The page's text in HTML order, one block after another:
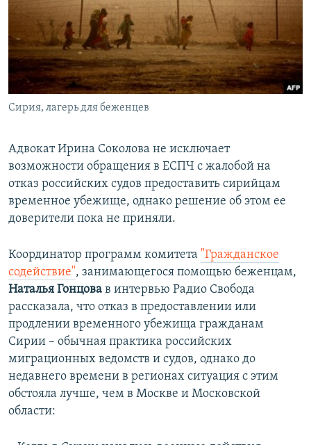
Сирия, лагерь для беженцев
Адвокат Ирина Соколова не исключает
возможности обращения в ЕСПЧ с жалобой на
отказ российских судов предоставить сирийцам
временное убежище, однако решение об этом ее
доверители пока не приняли.
Координатор программ комитета "Гражданское
содействие", занимающегося помощью беженцам,
Наталья Гонцова в интервью Радио Свобода
рассказала, что отказ в предоставлении или
продлении временного убежища гражданам
Сирии – обычная практика российских
миграционных ведомств и судов, однако до
недавнего времени в регионах ситуация с этим
обстояла лучше, чем в Москве и Московской
области: